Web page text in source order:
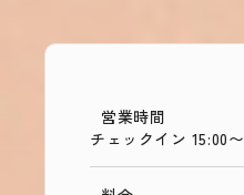
営業時間
チェックイン 15:00〜